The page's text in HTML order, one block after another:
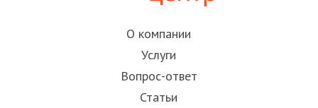
О компании
Услуги
Вопрос-ответ
Статьи